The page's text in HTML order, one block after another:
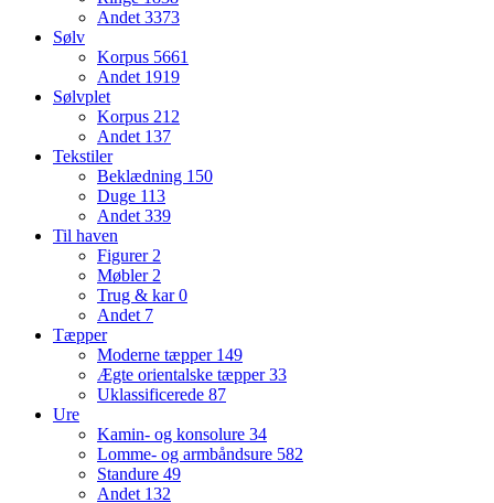
Andet3373
Sølv
Korpus 5661
Andet 1919
Sølvplet
Korpus 212
Andet 137
Tekstiler
Beklædning 150
Duge 113
Andet339
Til haven
Figurer2
Møbler2
Trug & kar0
Andet 7
Tæpper
Moderne tæpper 149
Ægte orientalske tæpper33
Uklassificerede 87
Ure
Kamin- og konsolure 34
Lomme- og armbåndsure 582
Standure 49
Andet 132